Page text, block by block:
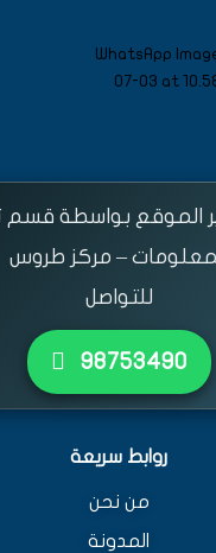
الموقع بواسطة قسم
– مركز طروس
للتواصل
٩٨٧٥٣٤٩٠
روابط سريعة
من نحن
المدونة